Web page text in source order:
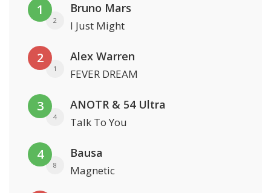
1
2
Bruno Mars
I Just Might
2
1
Alex Warren
FEVER DREAM
3
4
ANOTR & 54 Ultra
Talk To You
4
8
Bausa
Magnetic